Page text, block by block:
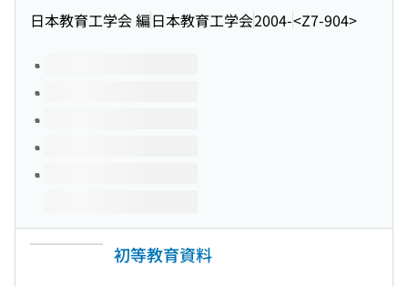
日本教育工学会 編日本教育工学会2004-<Z7-904>
このタイトルの巻号
初等教育資料